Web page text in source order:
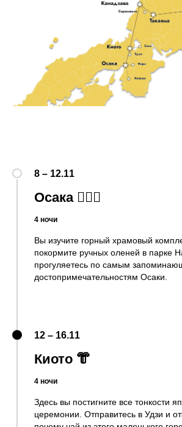
8 – 12.11
Осака 🙇🏻‍♀️
4 ночи
Вы изучите горный храмовый
покормите ручных оленей в парке
прогуляетесь по самым
достопримечательностям Осаки.
12 – 16.11
Киото 👘
4 ночи
Здесь вы постигните все тонкости
церемонии. Отправитесь в Удзи и